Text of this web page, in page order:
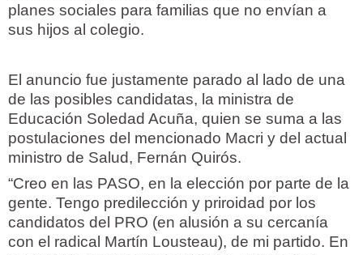
planes sociales para familias que no envían a
sus hijos al colegio.
El anuncio fue justamente parado al lado de una
de las posibles candidatas, la ministra de
Educación Soledad Acuña, quien se suma a las
postulaciones del mencionado Macri y del actual
ministro de Salud, Fernán Quirós.
“Creo en las PASO, en la elección por parte de la
gente. Tengo predilección y priroidad por los
candidatos del PRO (en alusión a su cercanía
con el radical Martín Lousteau), de mi partido. En